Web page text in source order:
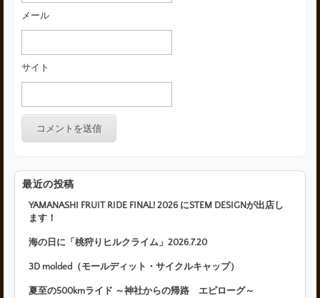
メール
サイト
最近の投稿
YAMANASHI FRUIT RIDE FINAL! 2026 にSTEM DESIGNが出店し
ます！
海の日に「桃狩りヒルクライム」2026.7.20
3D molded（モールディット・サイクルキャップ）
夏至の500kmライド ～神社からの帰路 エピローグ～